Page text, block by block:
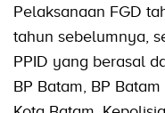
Pelaksanaan FGD
tahun sebelumnya,
PPID yang berasal
BP Batam, BP